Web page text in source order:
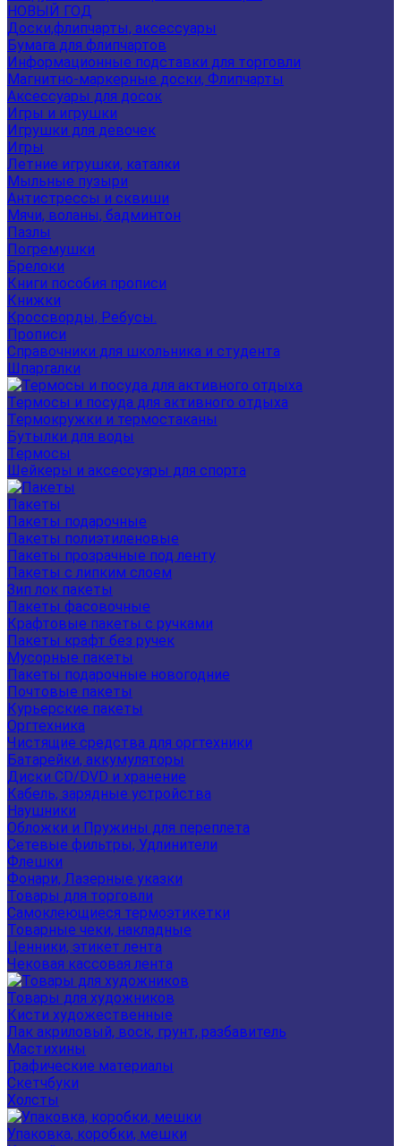
НОВЫЙ ГОД
Доски,флипчарты, аксессуары
Бумага для флипчартов
Информационные подставки для торговли
Магнитно-маркерные доски, Флипчарты
Аксессуары для досок
Игры и игрушки
Игрушки для девочек
Игры
Летние игрушки, каталки
Мыльные пузыри
Антистрессы и сквиши
Мячи, воланы, бадминтон
Пазлы
Погремушки
Брелоки
Книги пособия прописи
Книжки
Кроссворды, Ребусы.
Прописи
Справочники для школьника и студента
Шпаргалки
Термосы и посуда для активного отдыха
Термокружки и термостаканы
Бутылки для воды
Термосы
Шейкеры и аксессуары для спорта
Пакеты
Пакеты подарочные
Пакеты полиэтиленовые
Пакеты прозрачные под ленту
Пакеты с липким слоем
Зип лок пакеты
Пакеты фасовочные
Крафтовые пакеты с ручками
Пакеты крафт без ручек
Мусорные пакеты
Пакеты подарочные новогодние
Почтовые пакеты
Курьерские пакеты
Оргтехника
Чистящие средства для оргтехники
Батарейки, аккумуляторы
Диски CD/DVD и хранение
Кабель, зарядные устройства
Наушники
Обложки и Пружины для переплета
Сетевые фильтры, Удлинители
Флешки
Фонари, Лазерные указки
Товары для торговли
Самоклеющиеся термоэтикетки
Товарные чеки, накладные
Ценники, этикет лента
Чековая кассовая лента
Товары для художников
Кисти художественные
Лак акриловый, воск, грунт, разбавитель
Мастихины
Графические материалы
Скетчбуки
Холсты
Упаковка, коробки, мешки